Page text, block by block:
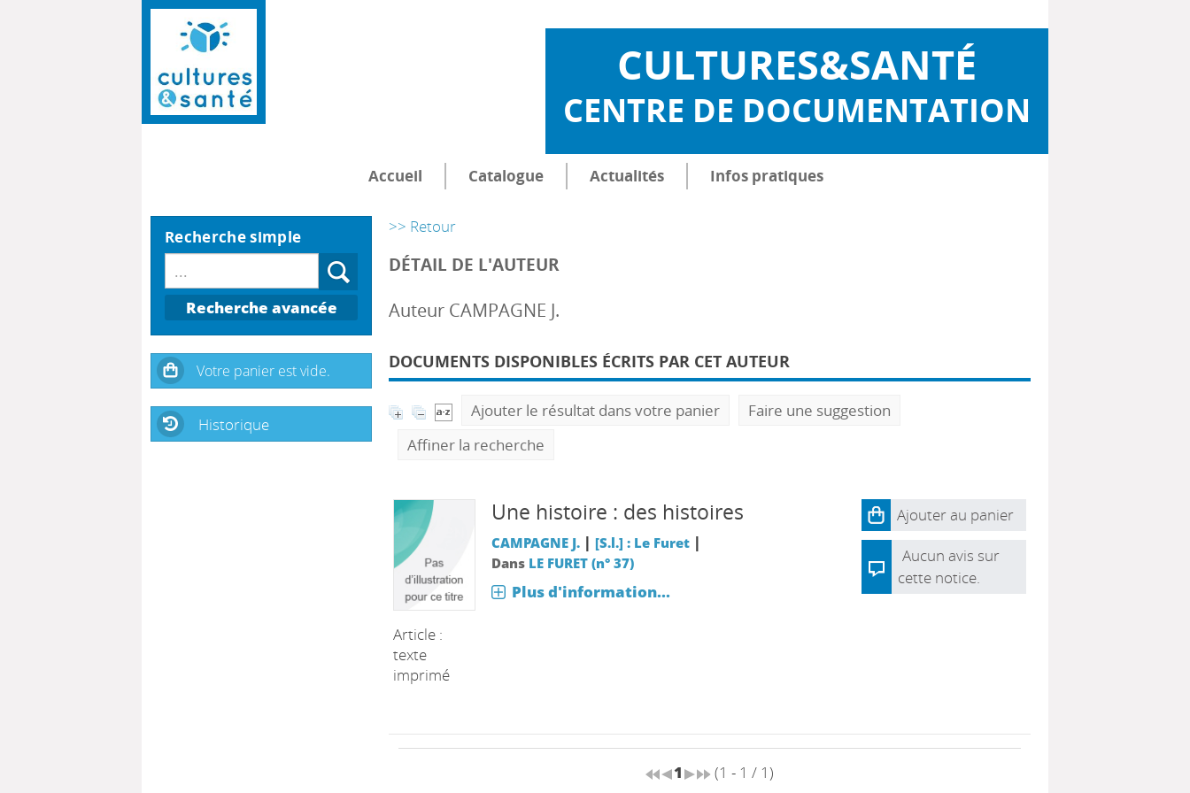
CULTURES&SANTÉ
CENTRE DE DOCUMENTATION
Accueil Catalogue Actualités Infos pratiques
>> Retour
DÉTAIL DE L'AUTEUR
Auteur CAMPAGNE J.
DOCUMENTS DISPONIBLES ÉCRITS PAR CET AUTEUR
Ajouter le résultat dans votre panier
Faire une suggestion
Affiner la recherche
Article :
texte
imprimé
Une histoire : des histoires
CAMPAGNE J. | [S.l.] : Le Furet|
Dans LE FURET (n° 37)
Plus d'information...
Ajouter au panier
Aucun avis sur
cette notice.
1 (1 - 1 / 1)
Recherche simple
Recherche avancée
Historique